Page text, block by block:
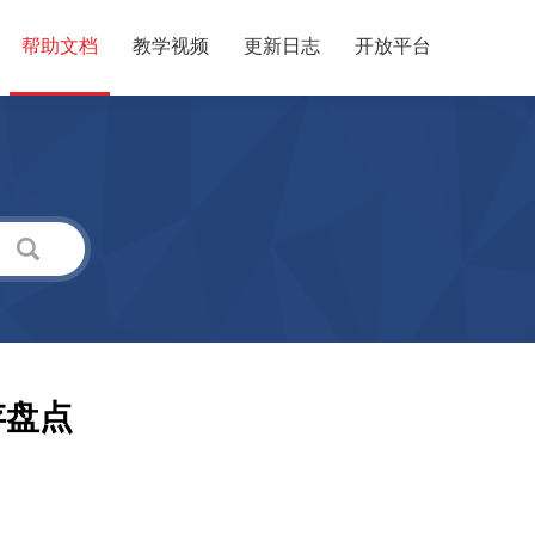
帮助文档 教学视频 更新日志 开放平台
点